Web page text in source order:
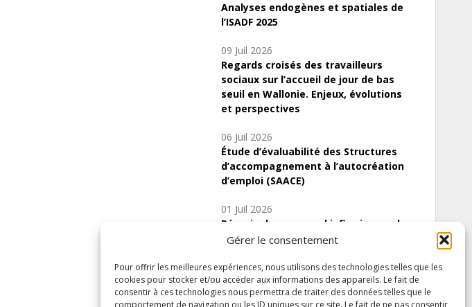
Gérer le consentement
Pour offrir les meilleures expériences, nous utilisons des technologies telles que les
cookies pour stocker et/ou accéder aux informations des appareils. Le fait de
consentir à ces technologies nous permettra de traiter des données telles que le
comportement de navigation ou les ID uniques sur ce site. Le fait de ne pas consentir
Analyses endogènes et spatiales de
l’ISADF 2025
09 Juil 2026
Regards croisés des travailleurs
sociaux sur l’accueil de jour de bas
seuil en Wallonie. Enjeux, évolutions
et perspectives
06 Juil 2026
Étude d’évaluabilité des Structures
d’accompagnement à l’autocréation
d’emploi (SAACE)
01 Juil 2026
Pénurie du personnel infirmier :quels
indicateurs d’offre de soins pour